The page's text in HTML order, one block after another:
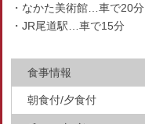
・なかた美術館…車で20分
・JR尾道駅…車で15分
食事情報
朝食付/夕食付